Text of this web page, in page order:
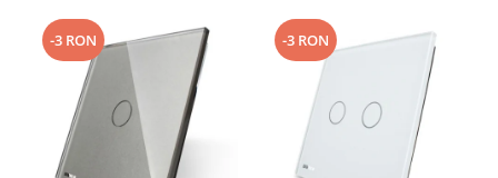
-3 RON -3 RON